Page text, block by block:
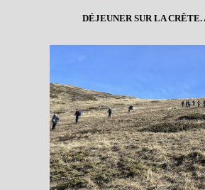
DÉJEUNER SUR LA